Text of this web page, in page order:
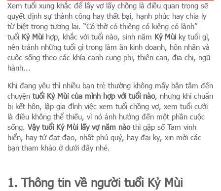
Xem tuổi xung khắc để lấy vợ lấy chồng là điều quan trọng sẽ
quyết định sự thành công hay thất bại, hạnh phúc hay chia ly
từ biệt trong tương lai. “Có thờ có thiêng có kiêng có lành”
tuổi Kỷ Mùi hợp, khắc với tuổi nào, sinh năm Kỷ Mùi kỵ tuổi gì,
nên tránh những tuổi gì trong làm ăn kinh doanh, hôn nhân và
cuộc sống theo các khía cạnh cung phi, thiên can, địa chi, ngũ
hành...
Khi đang yêu thì nhiều bạn trẻ thường không mấy bận tâm đến
chuyện tuổi Kỷ Mùi của mình hợp với tuổi nào, nhưng khi chuẩn
bị kết hôn, lập gia đình việc xem tuổi chồng vợ, xem tuổi cưới
là điều không thể thiếu, vì nó ảnh hưởng đến một phần cuộc
sống. Vậy tuổi Kỷ Mùi lấy vợ năm nàothì gặp số Tam vinh
hiển, hay tứ đạt đạo, nhất phú quý, hay đại kỵ, xin mời các
bạn tham khảo ở dưới đây nhé.
1. Thông tin về người tuổi Kỷ Mùi